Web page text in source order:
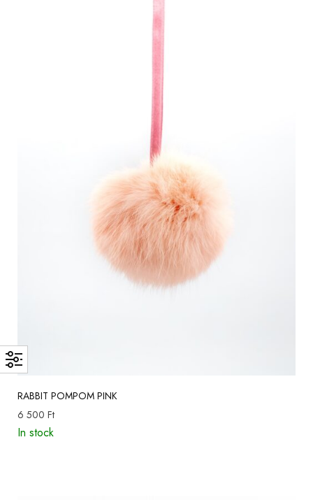
RABBIT POMPOM PINK
6 500 Ft
In stock